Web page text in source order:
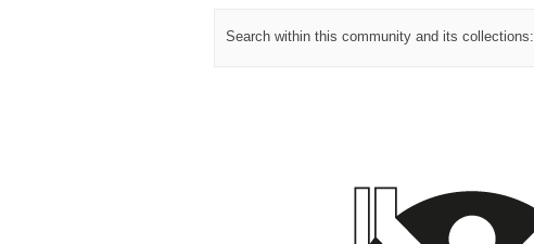
Search within this community and its collections: